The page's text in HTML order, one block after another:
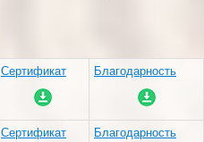
Сертификат Благодарность
Сертификат Благодарность